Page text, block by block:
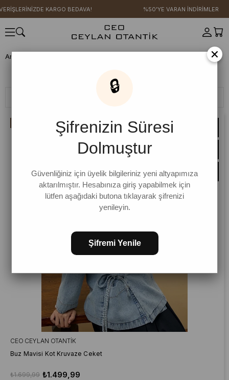
KARGO BEDAVA! %50'YE VARAN İNDİRİMLER
Anasayfa
Ceket
CEO CEYLAN OTANTIK
Buz Mavisi Kot Kruvaze Ceket
₺1.499,99
₺1.699,99
×
🔒
Şifrenizin Süresi
Dolmuştur
Güvenliğiniz için üyelik bilgileriniz yeni altyapımıza
aktarılmıştır. Hesabınıza giriş yapabilmek için
lütfen aşağıdaki butona tıklayarak şifrenizi
yenileyin.
Şifremi Yenile